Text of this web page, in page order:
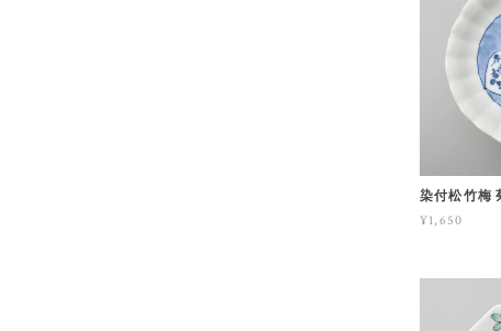
染付松竹梅
¥1,650